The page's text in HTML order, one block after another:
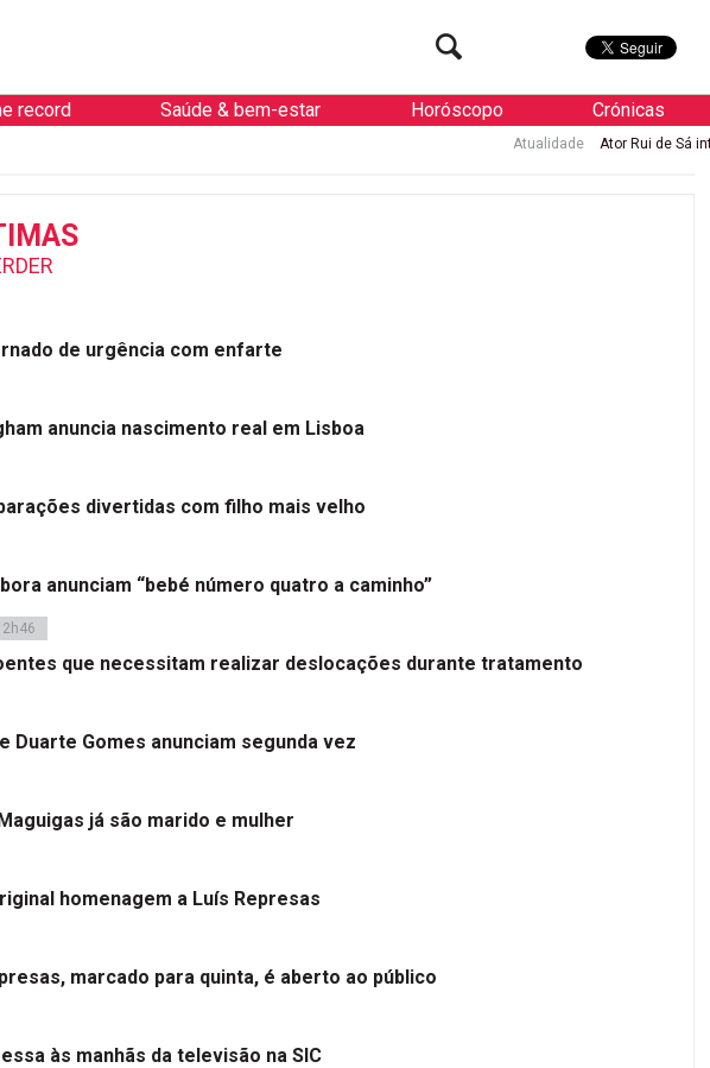
record Saúde & bem-estar Horóscopo Crónicas
Ator Rui de Sá internado
de urgência com enfarte
anuncia nascimento real em Lisboa
divertidas com filho mais velho
anunciam “bebé número quatro a caminho”
que necessitam realizar deslocações durante tratamento
Duarte Gomes anunciam segunda vez
já são marido e mulher
homenagem a Luís Represas
marcado para quinta, é aberto ao público
às manhãs da televisão na SIC